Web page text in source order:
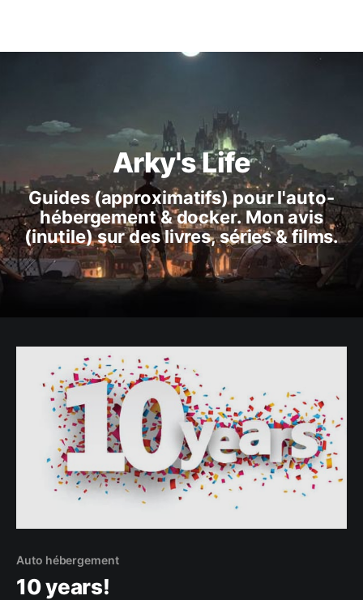
Arky's Life
Guides (approximatifs) pour l'auto-
hébergement & docker. Mon avis
(inutile) sur des livres, séries & films.
Auto hébergement
10 years!